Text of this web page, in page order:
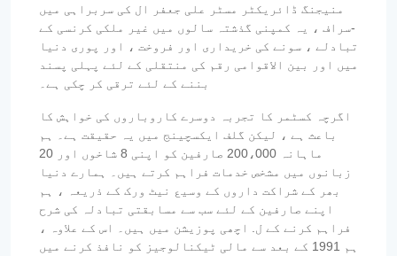
منیجنگ ڈائریکٹر مسٹر علی جعفر ال کی سربراہی میں
-سراف ، یہ کمپنی گذشتہ سالوں میں غیر ملکی کرنسی کے
تبادلے ، سونے کی خریداری اور فروخت ، اور پوری دنیا
میں اور بین الاقوامی رقم کی منتقلی کے لئے پہلی پسند
بننے کے لئے ترقی کر چکی ہے۔
اگرچہ کسٹمر کا تجربہ دوسرے کاروباروں کی خواہش کا
باعث ہے ، لیکن گلف ایکسچینج میں یہ حقیقت ہے۔ ہم
ماہانہ 200،000 صارفین کو اپنی 8 شاخوں اور 20
زبانوں میں مشخص خدمات فراہم کرتے ہیں۔ ہمارے دنیا
بھر کے شراکت داروں کے وسیع نیٹ ورک کے ذریعہ ، ہم
اپنے صارفین کے لئے سب سے مسابقتی تبادلہ کی شرح
فراہم کرنے کے ل. اچھی پوزیشن میں ہیں۔ اس کے علاوہ ،
ہم 1991 کے بعد سے مالی ٹیکنالوجیز کو نافذ کرنے میں